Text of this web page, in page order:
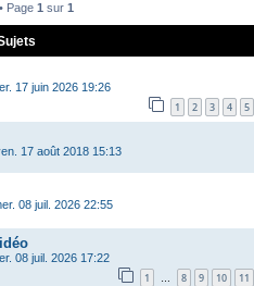
Page 1 sur 1
17 juin 2026 19:26
1 2 3 4 5
17 août 2018 15:13
08 juil. 2026 22:55
08 juil. 2026 17:22
1 … 8 9 10 11